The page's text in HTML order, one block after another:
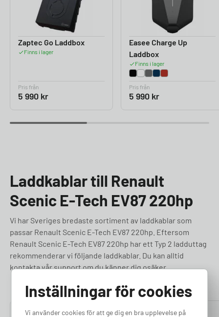
Zaptec Go Laddbox
Finns i lager
Pris från
5 990 kr
Easee Charge Up
Laddbox
Finns i lager
Pris från
5 990 kr
Laddkablar till Renault
Scenic E-Tech EV87 220hp
Vi har Sveriges bredaste sortiment av laddkablar som
passar Renault Scenic E-Tech EV87 220hp. Eftersom
Renault Scenic E-Tech EV87 220hp har ett Typ 2 ladduttag
rekommenderar vi följande laddkablar. Du kan alltid
kontakta vår support om du känner dig osäker.
4.76 4.50
Inställningar för cookies
Vi använder cookies för att ge dig en bra upplevelse på